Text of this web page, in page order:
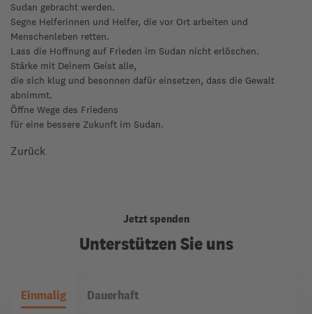
Sudan gebracht werden.
Segne Helferinnen und Helfer, die vor Ort arbeiten und
Menschenleben retten.
Lass die Hoffnung auf Frieden im Sudan nicht erlöschen.
Stärke mit Deinem Geist alle,
die sich klug und besonnen dafür einsetzen, dass die Gewalt
abnimmt.
Öffne Wege des Friedens
für eine bessere Zukunft im Sudan.
Zurück
Jetzt spenden
Unterstützen Sie uns
Einmalig Dauerhaft